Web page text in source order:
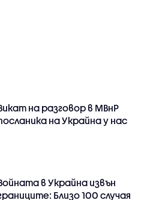
на разговор в МВнР
на Украйна у нас
в Украйна извън
Близо 100 случая